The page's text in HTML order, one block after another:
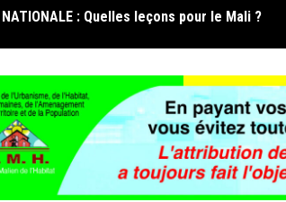
Conseil d’administration de l’UAT